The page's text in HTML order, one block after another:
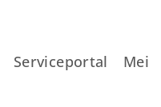
Serviceportal